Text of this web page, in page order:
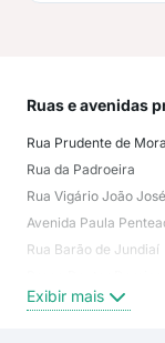
Ruas e avenidas
Rua Prudente de
Rua da Padroeira
Rua Vigário João
Avenida Paula
Rua Barão de Jundiaí
Rua Engenheiro
Exibir mais